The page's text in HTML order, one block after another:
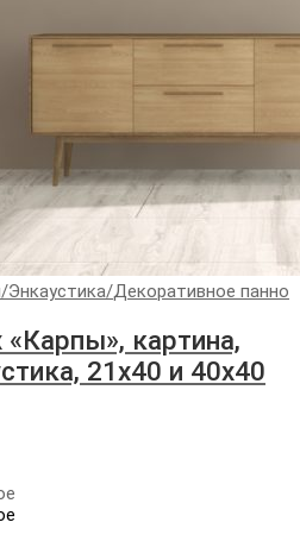
/Энкаустика/Декоративное панно
«Карпы», картина,
21х40 и 40х40